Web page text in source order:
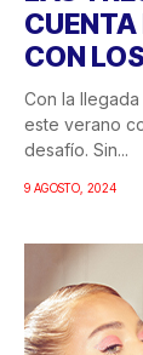
CON
Con la
este verano
desafío. Sin...
9 AGOSTO, 2024